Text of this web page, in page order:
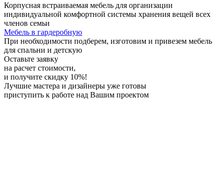
Корпусная встраиваемая мебель для организации
индивидуальной комфортной системы хранения вещей всех
членов семьи
Мебель в гардеробную
При необходимости подберем, изготовим и привезем мебель
для спальни и детскую
Оставьте заявку
на расчет стоимости,
и получите скидку 10%!
Лучшие мастера и дизайнеры уже готовы
приступить к работе над Вашим проектом